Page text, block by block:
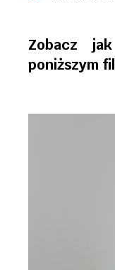
Zobacz
poniższym